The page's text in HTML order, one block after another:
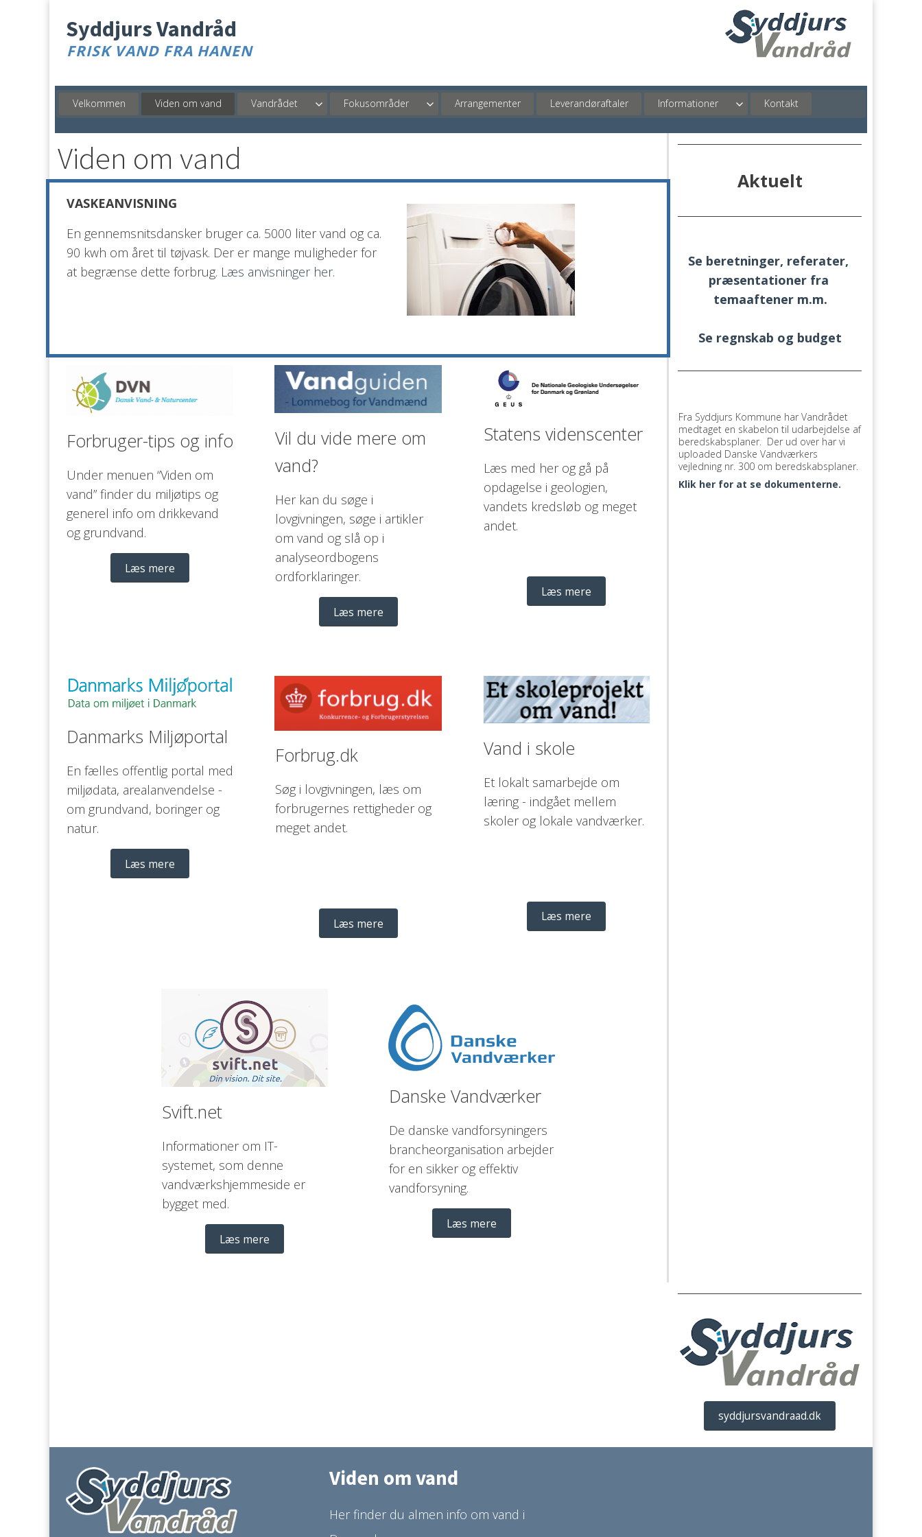
Syddjurs Vandråd
FRISK VAND FRA HANEN
Velkommen Viden om vand Vandrådet Fokusområder Arrangementer Leverandøraftaler Informationer Kontakt
Viden om vand
VASKEANVISNING
En gennemsnitsdansker bruger ca. 5000 liter vand og ca.
90 kwh om året til tøjvask. Der er mange muligheder for
at begrænse dette forbrug. Læs anvisninger her.
Under menuen “Viden om
vand” finder du miljøtips og
generel info om drikkevand
og grundvand.
Læs mere
Vil du vide mere om
vand?
Her kan du søge i
lovgivningen, søge i artikler
om vand og slå op i
analyseordbogens
ordforklaringer.
Læs mere
Statens videnscenter
Læs med her og gå på
opdagelse i geologien,
vandets kredsløb og meget
andet.
Læs mere
Danmarks Miljøportal
En fælles offentlig portal med
miljødata, arealanvendelse -
om grundvand, boringer og
natur.
Læs mere
Forbrug.dk
Søg i lovgivningen, læs om
forbrugernes rettigheder og
meget andet.
Læs mere
Vand i skole
Et lokalt samarbejde om
læring - indgået mellem
skoler og lokale vandværker.
Læs mere
Svift.net
Informationer om IT-
systemet, som denne
vandværkshjemmeside er
bygget med.
Læs mere
Danske Vandværker
De danske vandforsyningers
brancheorganisation arbejder
for en sikker og effektiv
vandforsyning.
Læs mere
Aktuelt
Se beretninger, referater,
præsentationer fra
temaaftener m.m.
Se regnskab og budget
Fra Syddjurs Kommune har Vandrådet
medtaget en skabelon til udarbejdelse af
beredskabsplaner.  Der ud over har vi
uploaded Danske Vandværkers
vejledning nr. 300 om beredskabsplaner.
Klik her for at se dokumenterne.
syddjursvandraad.dk
Viden om vand
Her finder du almen info om vand i